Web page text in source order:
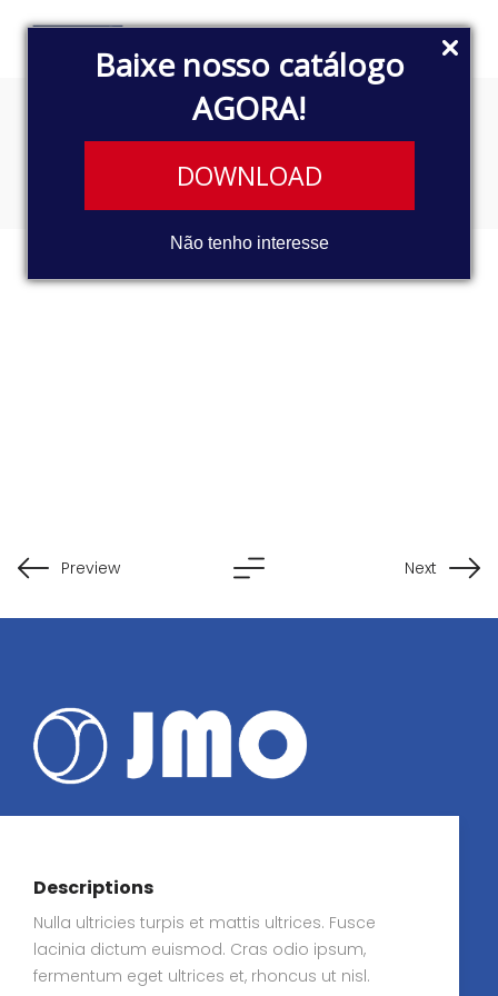
Baixe nosso catálogo
AGORA!
DOWNLOAD
Não tenho interesse
Abandoned glyph
Descriptions
Nulla ultricies turpis et mattis ultrices. Fusce
lacinia dictum euismod. Cras odio ipsum,
fermentum eget ultrices et, rhoncus ut nisl.
Preview Next
Marca produzida pelo grupo JMO com o
maior rigor de qualidade do mercado.